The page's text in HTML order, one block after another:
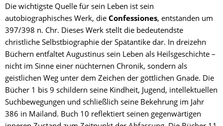
Die wichtigste Quelle für sein Leben ist sein
autobiographisches Werk, die Confessiones, entstanden um
397/398 n. Chr. Dieses Werk stellt die bedeutendste
christliche Selbstbiographie der Spätantike dar. In dreizehn
Büchern entfaltet Augustinus sein Leben als Heilsgeschichte –
nicht im Sinne einer nüchternen Chronik, sondern als
geistlichen Weg unter dem Zeichen der göttlichen Gnade. Die
Bücher 1 bis 9 schildern seine Kindheit, Jugend, intellektuellen
Suchbewegungen und schließlich seine Bekehrung im Jahr
386 in Mailand. Buch 10 reflektiert seinen gegenwärtigen